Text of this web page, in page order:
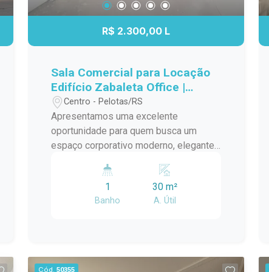
R$ 2.300,00 L
Sala Comercial para Locação
Edifício Zabaleta Office |
Sofisticação e Localização
Estratégica
Centro - Pelotas/RS
Apresentamos uma excelente
oportunidade para quem busca um
espaço corporativo moderno, elegante
Zabaleta Office, esta sala comercial
reúne qualidade construtiva,
acabamento de alto padrão e uma
em uma região nobre da cidade, a sala
1
Banho
30 m²
A. Útil
Cód. 50355